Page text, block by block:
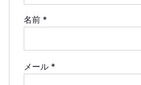
名前 *
メール *